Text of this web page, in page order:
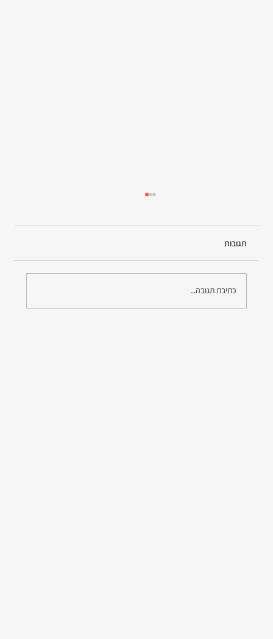
תגובות
כתיבת תגובה...